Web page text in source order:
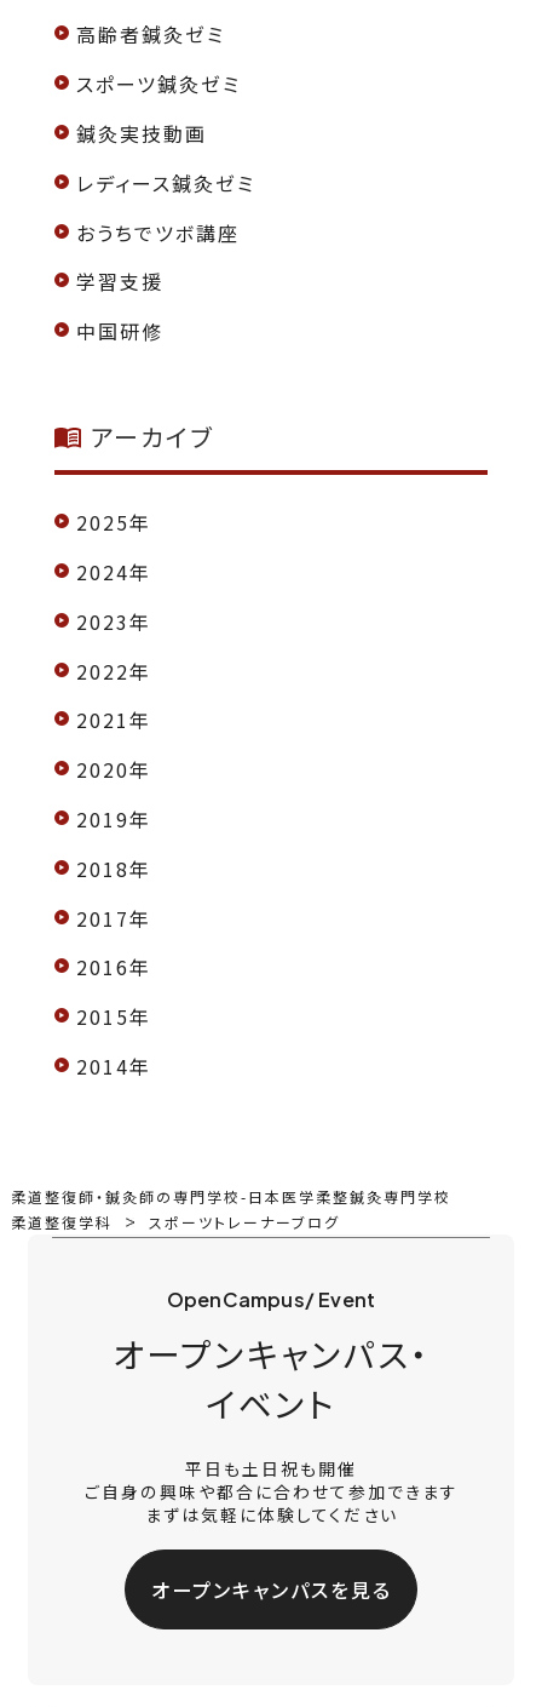
高齢者鍼灸ゼミ
スポーツ鍼灸ゼミ
鍼灸実技動画
レディース鍼灸ゼミ
おうちでツボ講座
学習支援
中国研修
アーカイブ
2025年
2024年
2023年
2022年
2021年
2020年
2019年
2018年
2017年
2016年
2015年
2014年
柔道整復師・鍼灸師の専門学校-日本医学柔整鍼灸専門学校
柔道整復学科
スポーツトレーナーブログ
OpenCampus/ Event
オープンキャンパス・
イベント
平日も土日祝も開催
ご自身の興味や都合に合わせて参加できます
まずは気軽に体験してください
オープンキャンパスを見る